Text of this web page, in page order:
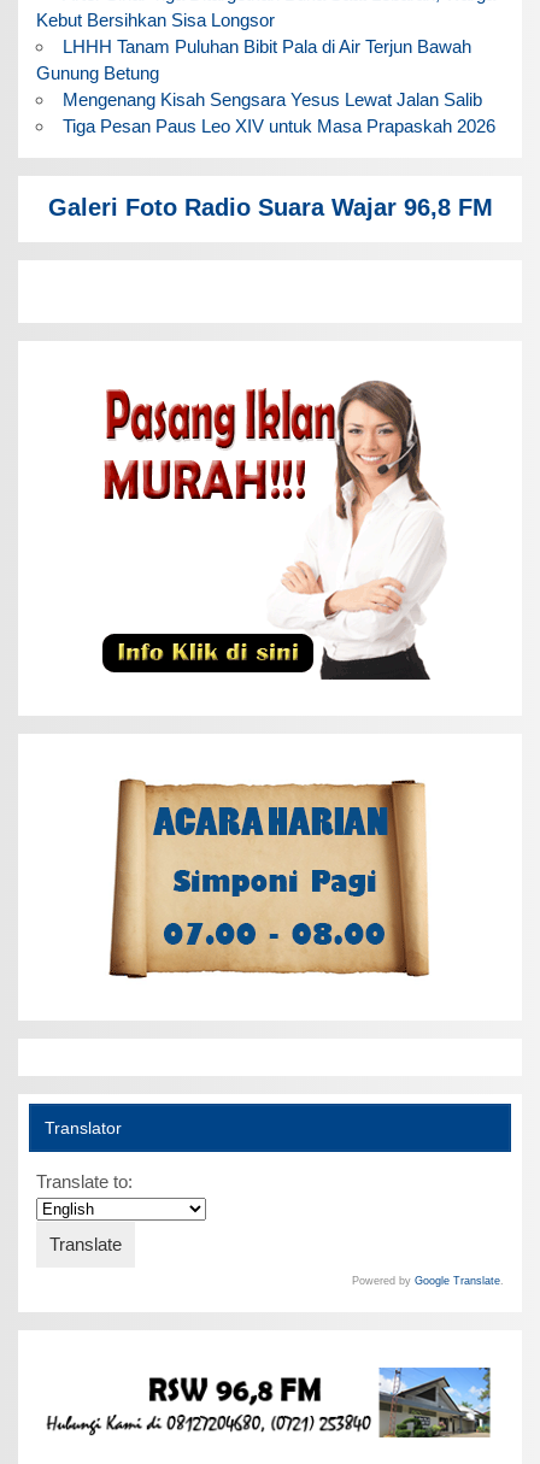
Kebut Bersihkan Sisa Longsor
LHHH Tanam Puluhan Bibit Pala di Air Terjun Bawah
Gunung Betung
Mengenang Kisah Sengsara Yesus Lewat Jalan Salib
Tiga Pesan Paus Leo XIV untuk Masa Prapaskah 2026
Galeri Foto Radio Suara Wajar 96,8 FM
Translator
Translate to:
Powered by Google Translate.